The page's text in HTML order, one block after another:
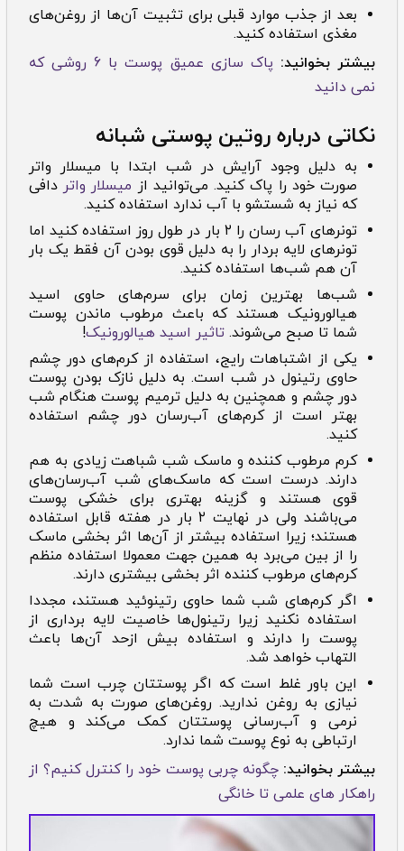
بعد از جذب موارد قبلی برای تثبیت آن‌ها از روغن‌های
مغذی استفاده کنید.
بیشتر بخوانید:
پاک سازی عمیق پوست با 6 روشی که
نمی دانید
نکاتی درباره روتین پوستی شبانه
به دلیل وجود آرایش در شب ابتدا با میسلار واتر
صورت خود را پاک کنید. می‌توانید از میسلار واتر دافی
که نیاز به شستشو با آب ندارد استفاده کنید.
تونر‌های آب رسان را ۲ بار در طول روز استفاده کنید اما
تونر‌های لایه بردار را به دلیل قوی بودن آن فقط یک بار
آن هم شب‌ها استفاده کنید.
شب‌ها بهترین زمان برای سرم‌های حاوی اسید
هیالورونیک هستند که باعث مرطوب ماندن پوست
شما تا صبح می‌شوند. تاثیر اسید هیالورونیک!
یکی از اشتباهات رایج، استفاده از کرم‌های دور چشم
حاوی رتینول در شب است. به دلیل نازک بودن پوست
دور چشم و همچنین به دلیل ترمیم پوست هنگام شب
بهتر است از کرم‌های آب‌رسان دور چشم استفاده
کنید.
کرم مرطوب کننده و ماسک شب شباهت زیادی به هم
دارند. درست است که ماسک‌های شب آب‌رسان‌های
قوی هستند و گزینه بهتری برای خشکی پوست
می‌باشند ولی در نهایت ۲ بار در هفته قابل استفاده
هستند؛ زیرا استفاده بیشتر از آن‌ها اثر بخشی ماسک
را از بین می‌برد به همین جهت معمولا استفاده منظم
کرم‌های مرطوب کننده اثر بخشی بیشتری دارند.
اگر کرم‌های‌ شب شما حاوی رتینوئید هستند، مجددا
استفاده نکنید زیرا رتینول‌ها خاصیت لایه برداری از
پوست را دارند و استفاده بیش ازحد آن‌ها باعث
التهاب خواهد شد.
این باور غلط است که اگر پوستتان چرب است شما
نیازی به روغن ندارید. روغن‌های صورت به شدت به
نرمی و آب‌رسانی پوستتان کمک می‌کند و هیچ
ارتباطی به نوع پوست شما ندارد.
بیشتر بخوانید:چگونه چربی پوست خود را کنترل کنیم؟ از
راهکار های علمی تا خانگی